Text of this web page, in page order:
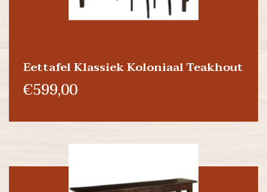
Eettafel Klassiek Koloniaal Teakhout
€599,00